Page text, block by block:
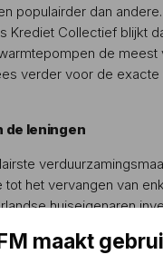
populairder dan
Krediet Collectief blijkt
de
verder voor de
de leningen
tot het vervangen van
huiseigenaren
woningen
Dit komt niet alleen
goede, maar vermindert
maakt